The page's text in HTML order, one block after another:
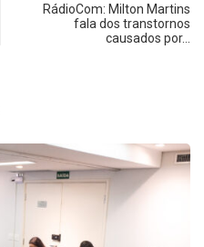
RádioCom: Milton Martins
fala dos transtornos
causados por…